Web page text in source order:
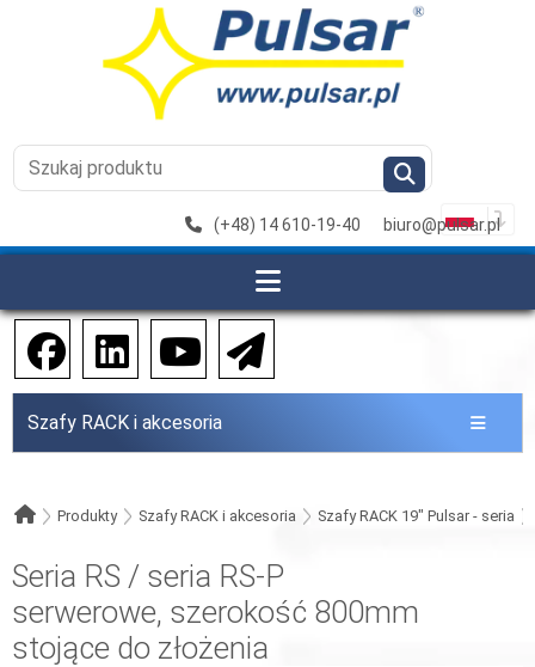
(+48) 14 610-19-40 biuro@pulsar.pl
Szafy RACK i akcesoria
Produkty Szafy RACK i akcesoria Szafy RACK 19" Pulsar - seria
Seria RS / seria RS-P
serwerowe, szerokość 800mm
stojące do złożenia